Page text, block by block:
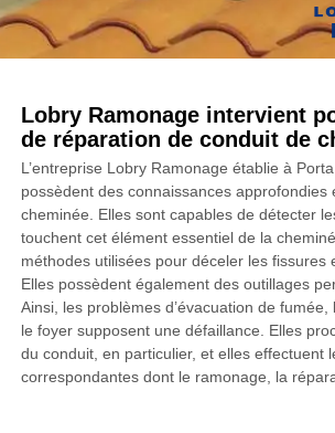
Lobry Ramonage intervient
de réparation de conduit de
L’entreprise Lobry Ramonage établie à
possèdent des connaissances approfondies
cheminée. Elles sont capables de détecter
touchent cet élément essentiel de la
méthodes utilisées pour déceler les fissures
Elles possèdent également des outillages
Ainsi, les problèmes d’évacuation de fumée,
le foyer supposent une défaillance. Elles
du conduit, en particulier, et elles effectuent
correspondantes dont le ramonage, la